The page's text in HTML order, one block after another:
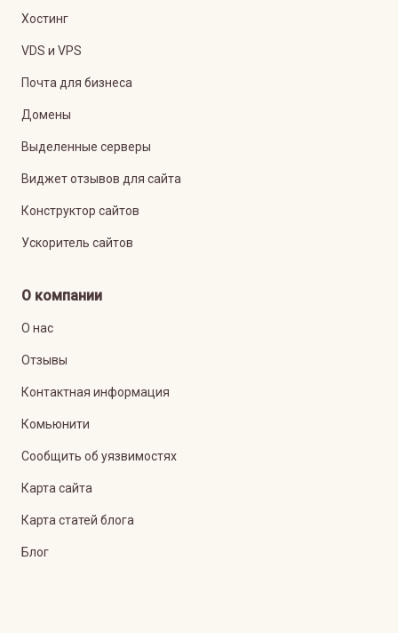
Хостинг
VDS и VPS
Почта для бизнеса
Домены
Выделенные серверы
Виджет отзывов для сайта
Конструктор сайтов
Ускоритель сайтов
О компании
О нас
Отзывы
Контактная информация
Комьюнити
Сообщить об уязвимостях
Карта сайта
Карта статей блога
Блог